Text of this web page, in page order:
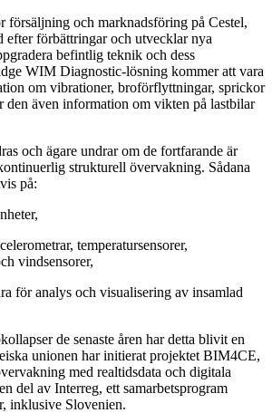
och marknadsföring på Cestel,
efter förbättringar och utvecklar nya
befintlig teknik och dess
WIM Diagnostic-lösning kommer att vara
om vibrationer, broförflyttningar, sprickor
den även information om vikten på lastbilar
och ägare undrar om de fortfarande är
strukturell övervakning. Sådana
på:
temperatursensorer,
vindsensorer,
för analys och visualisering av insamlad
de senaste åren har detta blivit en
unionen har initierat projektet BIM4CE,
med realtidsdata och digitala
del av Interreg, ett samarbetsprogram
inklusive Slovenien.